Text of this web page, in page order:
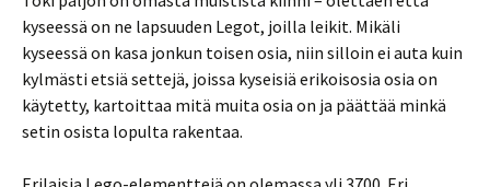
kyseessä on ne lapsuuden Legot, joilla leikit. Mikäli
kyseessä on kasa jonkun toisen osia, niin silloin ei auta kuin
kylmästi etsiä settejä, joissa kyseisiä erikoisosia osia on
käytetty, kartoittaa mitä muita osia on ja päättää minkä
setin osista lopulta rakentaa.